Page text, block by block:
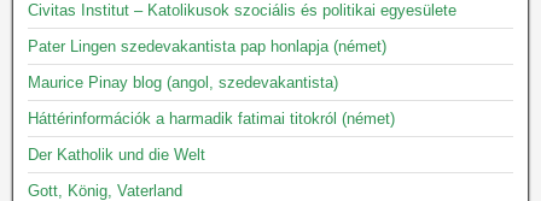
Civitas Institut – Katolikusok szociális és politikai egyesülete
Pater Lingen szedevakantista pap honlapja (német)
Maurice Pinay blog (angol, szedevakantista)
Háttérinformációk a harmadik fatimai titokról (német)
Der Katholik und die Welt
Gott, König, Vaterland